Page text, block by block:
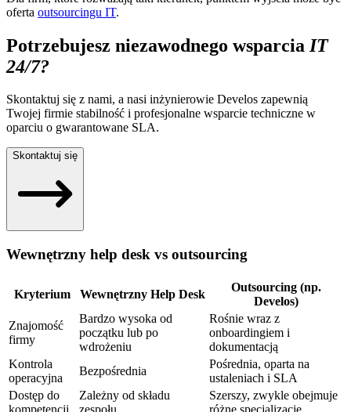
oferta outsourcingu IT.
Potrzebujesz niezawodnego wsparcia IT
24/7?
Skontaktuj się z nami, a nasi inżynierowie Develos zapewnią
Twojej firmie stabilność i profesjonalne wsparcie techniczne w
oparciu o gwarantowane SLA.
Skontaktuj się
Wewnętrzny help desk vs outsourcing
Kryterium Wewnętrzny Help Desk
Outsourcing (np.
Develos)
Znajomość
firmy
Bardzo wysoka od
początku lub po
wdrożeniu
Rośnie wraz z
onboardingiem i
dokumentacją
Kontrola
operacyjna
Bezpośrednia
Pośrednia, oparta na
ustaleniach i SLA
Dostęp do
kompetencji
Zależny od składu
zespołu
Szerszy, zwykle obejmuje
różne specjalizacje